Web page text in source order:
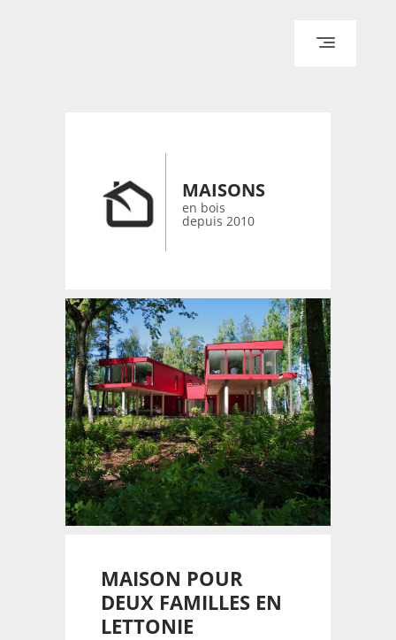
CONTACT
MAISONS
en bois
depuis 2010
MAISON POUR
DEUX FAMILLES EN
LETTONIE